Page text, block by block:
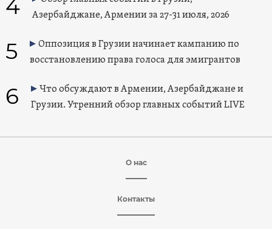
4
Азербайджане, Армении за 27-31 июля, 2026
5
Оппозиция в Грузии начинает кампанию по
восстановлению права голоса для эмигрантов
6
Что обсуждают в Армении, Азербайджане и
Грузии. Утренний обзор главных событий LIVE
О нас
Контакты